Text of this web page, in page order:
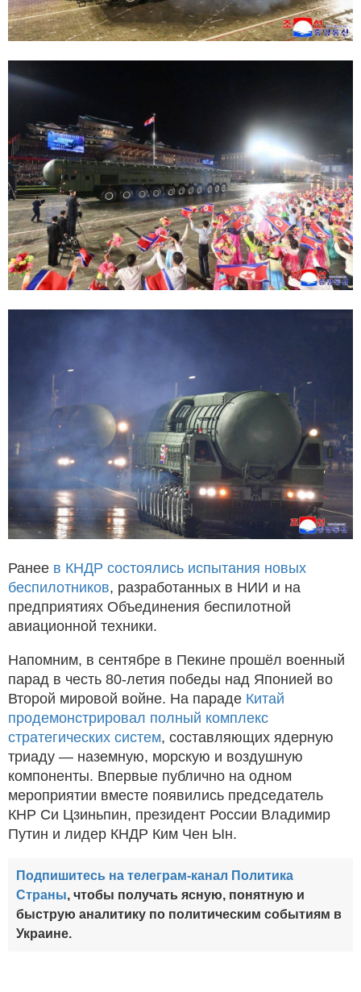
Ранее в КНДР состоялись испытания новых
беспилотников, разработанных в НИИ и на
предприятиях Объединения беспилотной
авиационной техники.
Напомним, в сентябре в Пекине прошёл военный
парад в честь 80-летия победы над Японией во
Второй мировой войне. На параде Китай
продемонстрировал полный комплекс
стратегических систем, составляющих ядерную
триаду — наземную, морскую и воздушную
компоненты. Впервые публично на одном
мероприятии вместе появились председатель
КНР Си Цзиньпин, президент России Владимир
Путин и лидер КНДР Ким Чен Ын.
Подпишитесь на телеграм-канал Политика
Страны, чтобы получать ясную, понятную и
быструю аналитику по политическим событиям в
Украине.